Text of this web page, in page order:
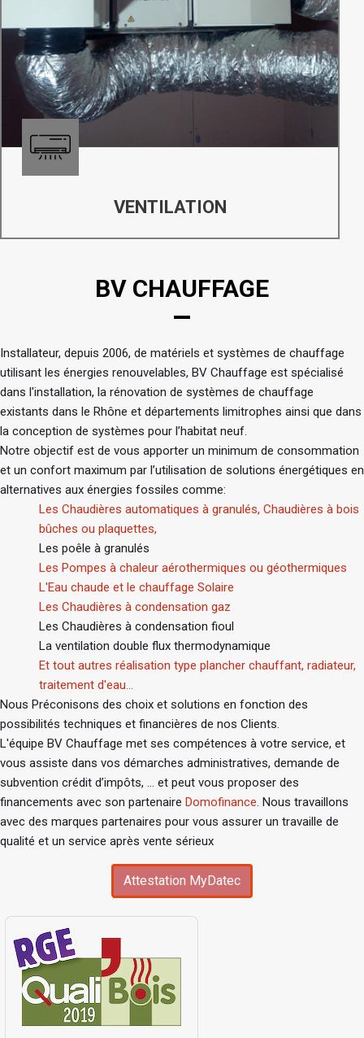
VENTILATION
BV CHAUFFAGE
Installateur, depuis 2006, de matériels et systèmes de chauffage
utilisant les énergies renouvelables, BV Chauffage est spécialisé
dans l'installation, la rénovation de systèmes de chauffage
existants dans le Rhône et départements limitrophes ainsi que dans
la conception de systèmes pour l’habitat neuf.
Notre objectif est de vous apporter un minimum de consommation
et un confort maximum par l’utilisation de solutions énergétiques en
alternatives aux énergies fossiles comme:
Les Chaudières automatiques à granulés, Chaudières à bois
bûches ou plaquettes,
Les poêle à granulés
Les Pompes à chaleur aérothermiques ou géothermiques
L'Eau chaude et le chauffage Solaire
Les Chaudières à condensation gaz
Les Chaudières à condensation fioul
La ventilation double flux thermodynamique
Et tout autres réalisation type plancher chauffant, radiateur,
traitement d'eau...
Nous Préconisons des choix et solutions en fonction des
possibilités techniques et financières de nos Clients.
L'équipe BV Chauffage met ses compétences à votre service, et
vous assiste dans vos démarches administratives, demande de
subvention crédit d’impôts, ... et peut vous proposer des
financements avec son partenaire Domofinance. Nous travaillons
avec des marques partenaires pour vous assurer un travaille de
qualité et un service après vente sérieux
Attestation MyDatec